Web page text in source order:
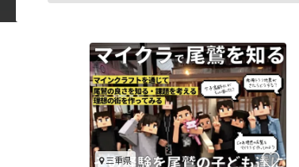
まちづくり・地域活性化
三重県